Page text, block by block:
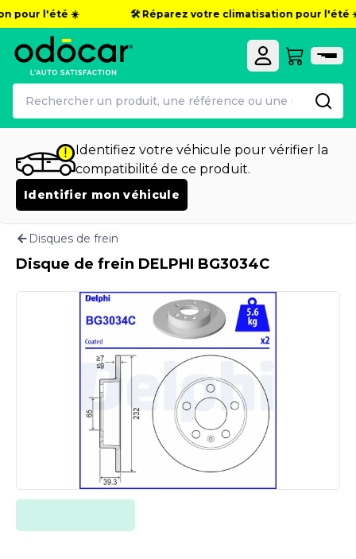
pour l'été ☀️ 🛠️ Réparez votre climatisation pour l'été ☀️
Identifiez votre véhicule pour vérifier la
compatibilité de ce produit.
Identifier mon véhicule
Disques de frein
Disque de frein DELPHI BG3034C